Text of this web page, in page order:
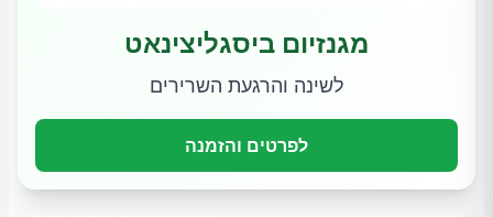
מגנזיום ביסגליצינאט
לשינה והרגעת השרירים
לפרטים והזמנה